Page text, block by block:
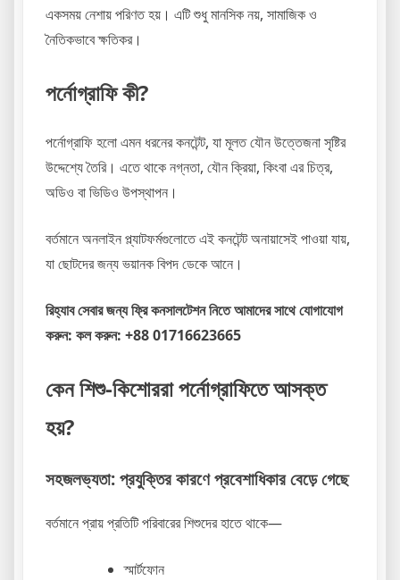
একসময় নেশায় পরিণত হয়। এটি শুধু মানসিক নয়, সামাজিক ও
নৈতিকভাবে ক্ষতিকর।
পর্নোগ্রাফি কী?
পর্নোগ্রাফি হলো এমন ধরনের কনটেন্ট, যা মূলত যৌন উত্তেজনা সৃষ্টির
উদ্দেশ্যে তৈরি। এতে থাকে নগ্নতা, যৌন ক্রিয়া, কিংবা এর চিত্র,
অডিও বা ভিডিও উপস্থাপন।
বর্তমানে অনলাইন প্ল্যাটফর্মগুলোতে এই কনটেন্ট অনায়াসেই পাওয়া যায়,
যা ছোটদের জন্য ভয়ানক বিপদ ডেকে আনে।
রিহ্যাব সেবার জন্য ফ্রি কনসালটেশন নিতে আমাদের সাথে যোগাযোগ
করুন: কল করুন: +88 01716623665
কেন শিশু-কিশোররা পর্নোগ্রাফিতে আসক্ত
হয়?
সহজলভ্যতা: প্রযুক্তির কারণে প্রবেশাধিকার বেড়ে গেছে
বর্তমানে প্রায় প্রতিটি পরিবারের শিশুদের হাতে থাকে—
স্মার্টফোন